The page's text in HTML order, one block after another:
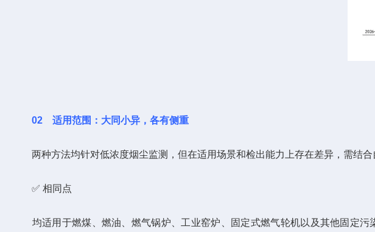
02 适用范围：大同小异，各有侧重
两种方法均针对低浓度烟尘监测，但在适用场景和检出能力上存在差异，需结合
✅ 相同点
均适用于燃煤、燃油、燃气锅炉、工业窑炉、固定式燃气轮机以及其他固定污